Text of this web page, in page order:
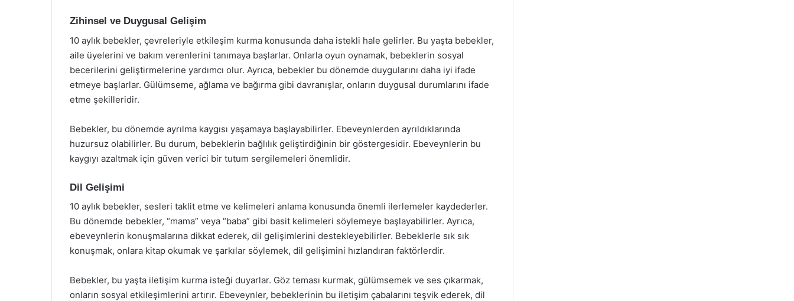
Zihinsel ve Duygusal Gelişim
10 aylık bebekler, çevreleriyle etkileşim kurma konusunda daha istekli hale gelirler. Bu yaşta bebekler,
aile üyelerini ve bakım verenlerini tanımaya başlarlar. Onlarla oyun oynamak, bebeklerin sosyal
becerilerini geliştirmelerine yardımcı olur. Ayrıca, bebekler bu dönemde duygularını daha iyi ifade
etmeye başlarlar. Gülümseme, ağlama ve bağırma gibi davranışlar, onların duygusal durumlarını ifade
etme şekilleridir.
Bebekler, bu dönemde ayrılma kaygısı yaşamaya başlayabilirler. Ebeveynlerden ayrıldıklarında
huzursuz olabilirler. Bu durum, bebeklerin bağlılık geliştirdiğinin bir göstergesidir. Ebeveynlerin bu
kaygıyı azaltmak için güven verici bir tutum sergilemeleri önemlidir.
Dil Gelişimi
10 aylık bebekler, sesleri taklit etme ve kelimeleri anlama konusunda önemli ilerlemeler kaydederler.
Bu dönemde bebekler, “mama” veya “baba” gibi basit kelimeleri söylemeye başlayabilirler. Ayrıca,
ebeveynlerin konuşmalarına dikkat ederek, dil gelişimlerini destekleyebilirler. Bebeklerle sık sık
konuşmak, onlara kitap okumak ve şarkılar söylemek, dil gelişimini hızlandıran faktörlerdir.
Bebekler, bu yaşta iletişim kurma isteği duyarlar. Göz teması kurmak, gülümsemek ve ses çıkarmak,
onların sosyal etkileşimlerini artırır. Ebeveynler, bebeklerinin bu iletişim çabalarını teşvik ederek, dil